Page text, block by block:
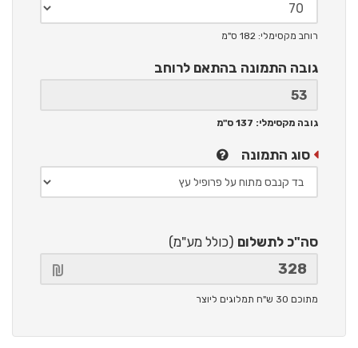
רוחב מקסימלי: 182 ס"מ
גובה התמונה בהתאם לרוחב
גובה מקסימלי: 137 ס"מ
סוג התמונה
סה"כ לתשלום (כולל מע"מ)
מתוכם 30 ש"ח תמלוגים ליוצר